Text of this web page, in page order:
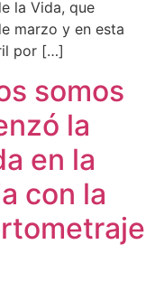
la Vida, que
marzo y en esta
por […]
somos
la
en la
con la